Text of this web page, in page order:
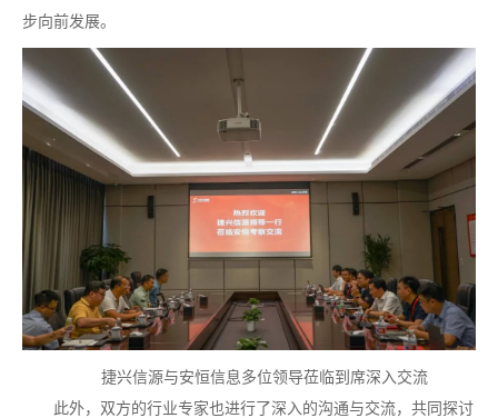
步向前发展。
捷兴信源与安恒信息多位领导莅临到席深入交流
此外，双方的行业专家也进行了深入的沟通与交流，共同探讨